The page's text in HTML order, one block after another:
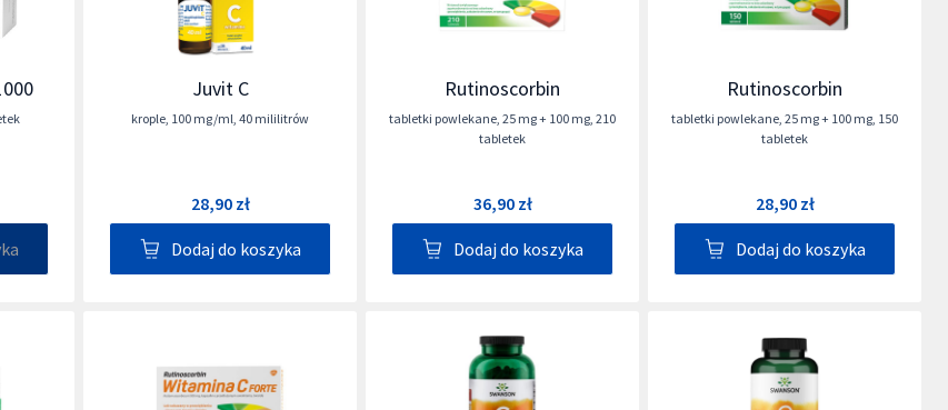
Juvit C
krople, 100 mg/ml, 40 mililitrów
28,90 zł
Dodaj do koszyka
Rutinoscorbin
tabletki powlekane, 25 mg + 100 mg, 210
tabletek
36,90 zł
Dodaj do koszyka
Rutinoscorbin
tabletki powlekane, 25 mg + 100 mg, 150
tabletek
28,90 zł
Dodaj do koszyka